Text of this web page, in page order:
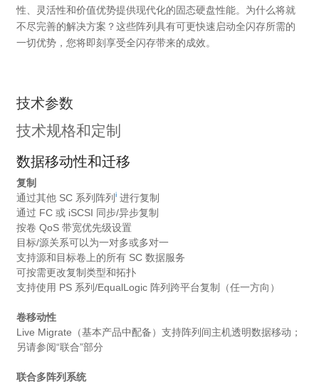
性、灵活性和价值优势提供现代化的固态硬盘性能。为什么将就
不尽完善的解决方案？这些阵列具有可更快速启动全闪存所需的
一切优势，您将即刻享受全闪存带来的成效。
技术参数
技术规格和定制
数据移动性和迁移
复制
通过其他 SC 系列阵列i 进行复制
通过 FC 或 iSCSI 同步/异步复制
按卷 QoS 带宽优先级设置
目标/源关系可以为一对多或多对一
支持源和目标卷上的所有 SC 数据服务
可按需更改复制类型和拓扑
支持使用 PS 系列/EqualLogic 阵列跨平台复制（任一方向）
卷移动性
Live Migrate（基本产品中配备）支持阵列间主机透明数据移动；
另请参阅“联合”部分
联合多阵列系统